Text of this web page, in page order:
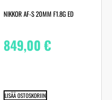
NIKKOR AF-S 20MM F1.8G ED
849,00€
LISÄÄ OSTOSKORIIN